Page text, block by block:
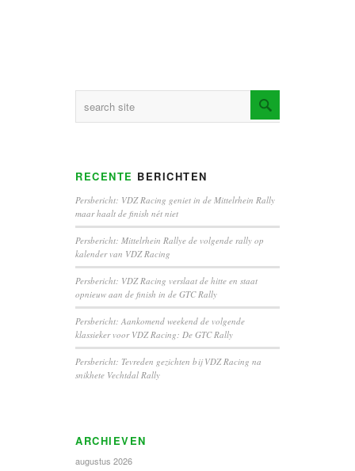
RECENTE BERICHTEN
Persbericht: VDZ Racing geniet in de Mittelrhein Rally
maar haalt de finish nét niet
Persbericht: Mittelrhein Rallye de volgende rally op
kalender van VDZ Racing
Persbericht: VDZ Racing verslaat de hitte en staat
opnieuw aan de finish in de GTC Rally
Persbericht: Aankomend weekend de volgende
klassieker voor VDZ Racing: De GTC Rally
Persbericht: Tevreden gezichten bij VDZ Racing na
snikhete Vechtdal Rally
ARCHIEVEN
augustus 2026